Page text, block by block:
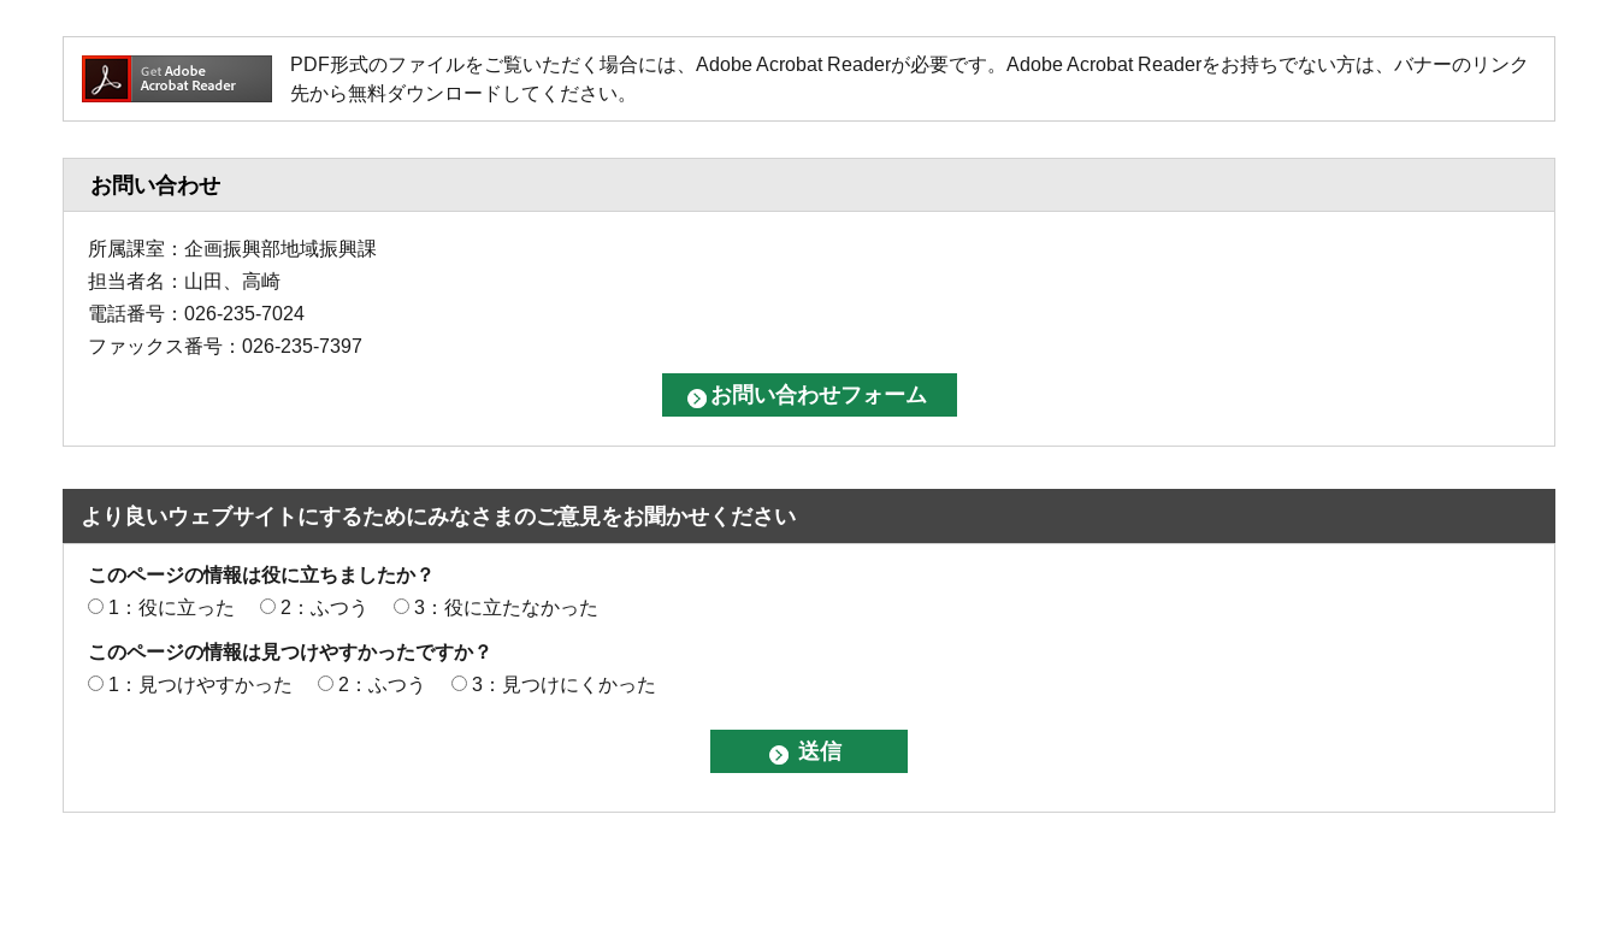
PDF形式のファイルをご覧いただく場合には、Adobe Acrobat Readerが必要です。Adobe Acrobat Readerをお持ちでない方は、バナーのリンク
先から無料ダウンロードしてください。
お問い合わせ
所属課室：企画振興部地域振興課
担当者名：山田、高崎
電話番号：026-235-7024
ファックス番号：026-235-7397
より良いウェブサイトにするためにみなさまのご意見をお聞かせください
このページの情報は役に立ちましたか？
1：役に立った
2：ふつう 3：役に立たなかった
このページの情報は見つけやすかったですか？
1：見つけやすかった
2：ふつう 3：見つけにくかった